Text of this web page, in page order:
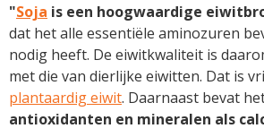
"Soja is een hoogwaardige
dat het alle essentiële aminozuren
nodig heeft. De eiwitkwaliteit is
met die van dierlijke eiwitten. Dat is
plantaardig eiwit. Daarnaast bevat
antioxidanten en mineralen als